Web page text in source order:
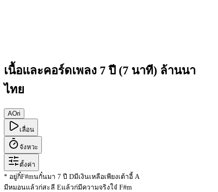
เนื้อและคอร์ดเพลง 7 ปี (7 นาที) ล้านนา
ไทย
AOri
เลื่อน
จังหวะ
ตั้งค่า
* อยู่กิ๋F#mนกั๋นมา 7 ปี Dมีเงินเหลือเพียงเต้าอี้ A
มีหมอนแล้วก่สะลี Eแล้วก่มีความจริงใจ๋ F#m